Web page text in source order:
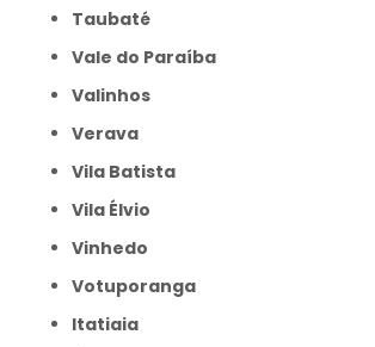
Taubaté
Vale do Paraíba
Valinhos
Verava
Vila Batista
Vila Élvio
Vinhedo
Votuporanga
itatiaia